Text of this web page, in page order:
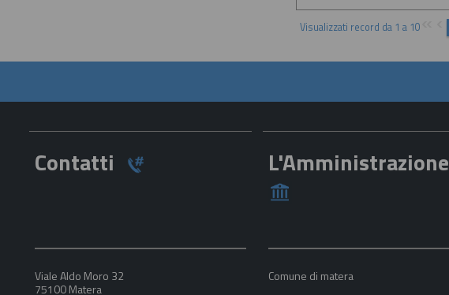
Visualizzati record da 1 a 10
Contatti L'Amministrazione
Viale Aldo Moro 32
75100 Matera
Comune di matera